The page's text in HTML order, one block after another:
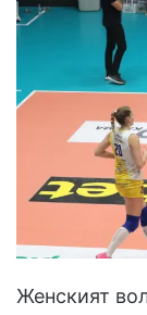
Женският